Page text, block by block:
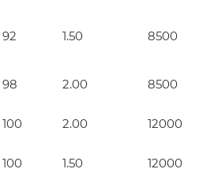
92 1.50 8500
98 2.00 8500
100 2.00 12000
100 1.50 12000